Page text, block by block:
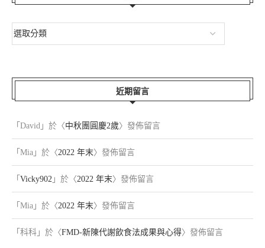
近期留言
「 David 」於〈中秋團圓慶2歲〉發佈留言
「 Mia 」於〈2022 年末〉發佈留言
「 Vicky902 」於〈2022 年末〉發佈留言
「 Mia 」於〈2022 年末〉發佈留言
「 科科 」於〈FMD-新陳代謝飲食法成果與心得〉發佈留言